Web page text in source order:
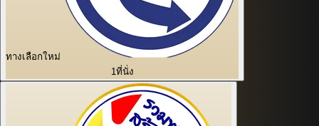
ทางเลือกใหม่
1ที่นั่ง